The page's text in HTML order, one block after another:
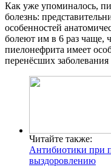
Как уже упоминалось,
болезнь:
особенностей
болеют им в 6 раз
пиелонефрита имеет
перенёсших
Читайте также:
Антибиотики при
выздоровлению